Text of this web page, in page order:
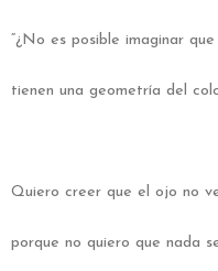
“¿No es posible imaginar
tienen una geometría del
Quiero creer que el ojo no
porque no quiero que nada